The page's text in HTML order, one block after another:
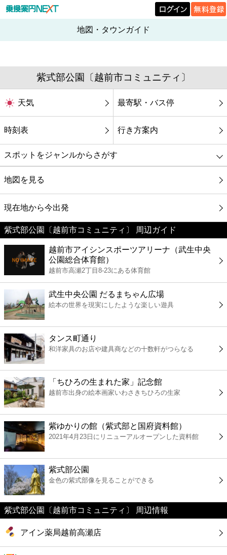
地図・タウンガイド
紫式部公園〔越前市コミュニティ〕
天気 最寄駅・バス停
時刻表 行き方案内
スポットをジャンルからさがす
グルメ
映画
美容
コンビニ
薬局
スーパー
エンタメ
レジャー
書店
ファミレス
カフェ
ショッピング
銀行
地図を見る
現在地から今出発
紫式部公園〔越前市コミュニティ〕 周辺ガイド
越前市アイシンスポーツアリーナ（武生中央
公園総合体育館）
越前市高瀬2丁目8-23にある体育館
武生中央公園 だるまちゃん広場
絵本の世界を現実にしたような楽しい遊具
タンス町通り
和洋家具のお店や建具商などの十数軒がつらなる
「ちひろの生まれた家」記念館
越前市出身の絵本画家いわさきちひろの生家
紫ゆかりの館（紫式部と国府資料館）
2021年4月23日にリニューアルオープンした資料館
紫式部公園
金色の紫式部像を見ることができる
紫式部公園〔越前市コミュニティ〕 周辺情報
アイン薬局越前高瀬店